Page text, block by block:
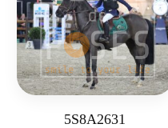
5S8A2631